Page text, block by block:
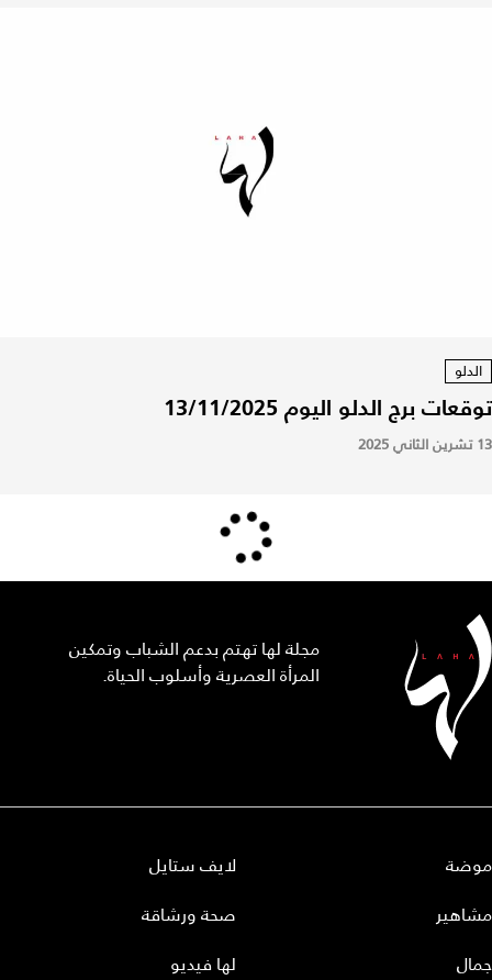
الدلو
توقعات برج الدلو اليوم 13/11/2025
13 تشرين الثاني 2025
مجلة لها تهتم بدعم الشباب وتمكين
المرأة العصرية وأسلوب الحياة.
موضة
مشاهير
جمال
لايف ستايل
صحة ورشاقة
لها فيديو